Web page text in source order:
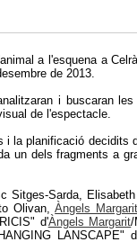
a l'esquena a
de 2013.
i buscaran
de l'espectacle.
la planificació decidits
un dels fragments a
Sitges-Sarda,
Olivan,Àngels Margarit
d'Àngels Margarit/
LANSCAPE"